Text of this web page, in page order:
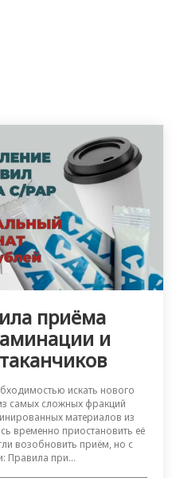
приёма
и
искать нового
самых сложных фракций
материалов из
временно приостановить её
возобновить приём, но с
Правила при...